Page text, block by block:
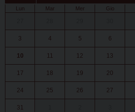
Lun Mar Mer Gio
3 4 5 6
10 11 12 13
17 18 19 20
24 25 26 27
31